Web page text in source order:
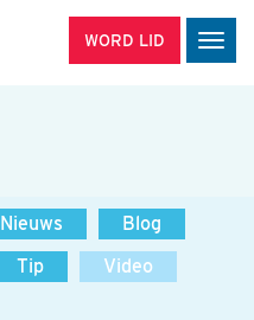
WORD LID
Nieuws
Blog
Tip
Video